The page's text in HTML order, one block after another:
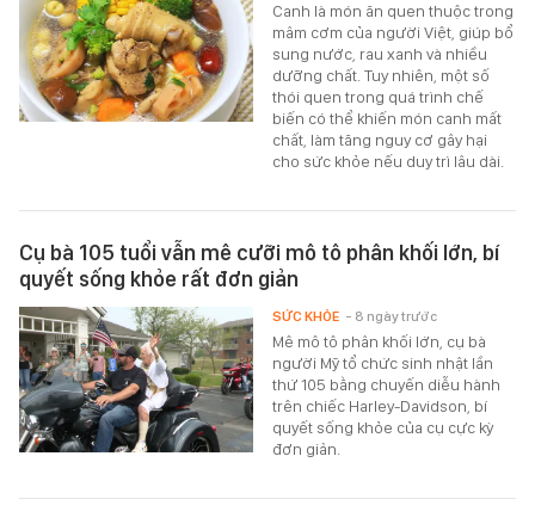
Canh là món ăn quen thuộc trong
mâm cơm của người Việt, giúp bổ
sung nước, rau xanh và nhiều
dưỡng chất. Tuy nhiên, một số
thói quen trong quá trình chế
biến có thể khiến món canh mất
chất, làm tăng nguy cơ gây hại
cho sức khỏe nếu duy trì lâu dài.
Cụ bà 105 tuổi vẫn mê cưỡi mô tô phân khối lớn, bí
quyết sống khỏe rất đơn giản
Mê mô tô phân khối lớn, cụ bà
người Mỹ tổ chức sinh nhật lần
thứ 105 bằng chuyến diễu hành
trên chiếc Harley-Davidson, bí
quyết sống khỏe của cụ cực kỳ
đơn giản.
SỨC KHỎE - 8 ngày trước